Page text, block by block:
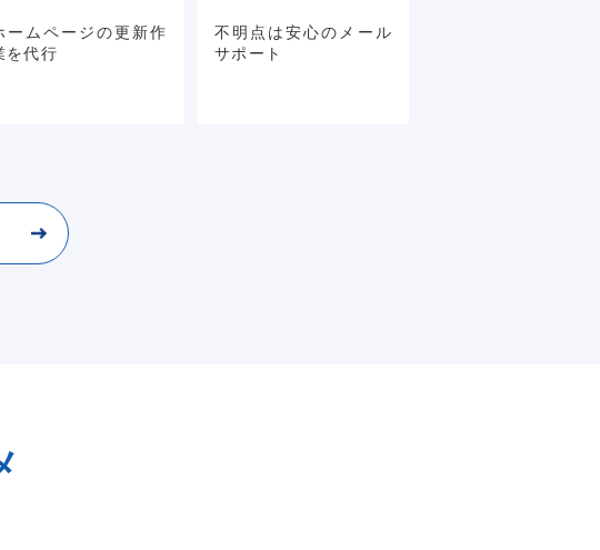
ームページの更新作
を代行
不明点は安心のメール
サポート